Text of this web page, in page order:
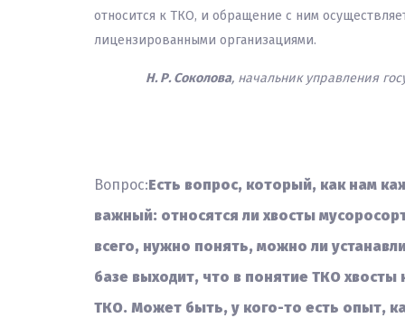
относится к ТКО, и обращение с ним
лицензированными организациями.
Н. Р. Соколова, начальник управления
Вопрос:Есть вопрос, который, как нам
важный: относятся ли хвосты
всего, нужно понять, можно ли
базе выходит, что в понятие ТКО
ТКО. Может быть, у кого-то есть опыт,